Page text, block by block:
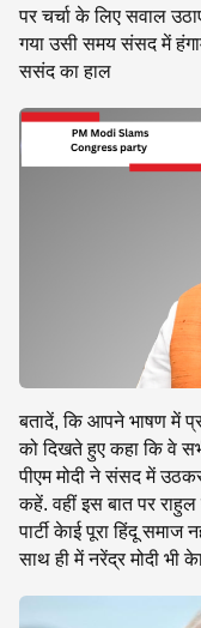
पर चर्चा के लिए सवाल
गया उसी समय संसद में
ससंद का हाल
बतादें, कि आपने भाषण में
को दिखते हुए कहा कि वे
पीएम मोदी ने संसद में
कहें. वहीं इस बात पर राहुल
पार्टी केाई पूरा हिंदू
साथ ही में नरेंद्र मोदी भी